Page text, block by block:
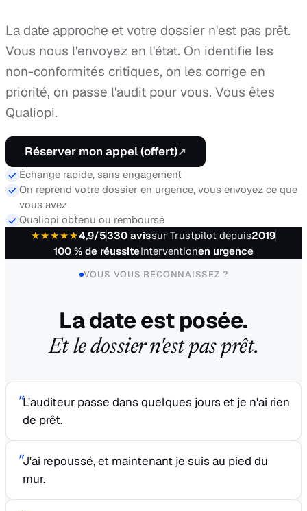
La date approche et votre dossier n'est pas prêt.
Vous nous l'envoyez en l'état. On identifie les
non-conformités critiques, on les corrige en
priorité, on passe l'audit pour vous. Vous êtes
Qualiopi.
Réserver mon appel (offert)↗
Échange rapide, sans engagement
On reprend votre dossier en urgence, vous envoyez ce que
vous avez
Qualiopi obtenu ou remboursé
★★★★★4,9/5330 avissur Trustpilot depuis2019
100 % de réussiteInterventionen urgence
VOUS VOUS RECONNAISSEZ ?
La date est posée.
Et le dossier n'est pas prêt.
"L'auditeur passe dans quelques jours et je n'ai rien
de prêt.
"J'ai repoussé, et maintenant je suis au pied du
mur.